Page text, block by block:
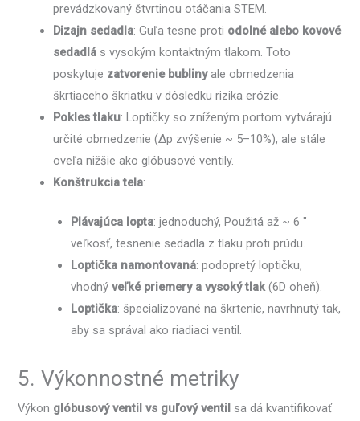
prevádzkovaný štvrtinou otáčania STEM.
Dizajn sedadla: Guľa tesne proti odolné alebo kovové
sedadlá s vysokým kontaktným tlakom. Toto
poskytuje zatvorenie bublinyale obmedzenia
škrtiaceho škriatku v dôsledku rizika erózie.
Pokles tlaku: Loptičky so zníženým portom vytvárajú
určité obmedzenie (Δp zvýšenie ~ 5–10%), ale stále
oveľa nižšie ako glóbusové ventily.
Konštrukcia tela:
Plávajúca lopta: jednoduchý, Použitá až ~ 6 ″
veľkosť, tesnenie sedadla z tlaku proti prúdu.
Loptička namontovaná: podopretý loptičku,
vhodnýveľké priemery a vysoký tlak(6D oheň).
Loptička: špecializované na škrtenie, navrhnutý tak,
aby sa správal ako riadiaci ventil.
5. Výkonnostné metriky
Výkon glóbusový ventil vs guľový ventil sa dá kvantifikovať